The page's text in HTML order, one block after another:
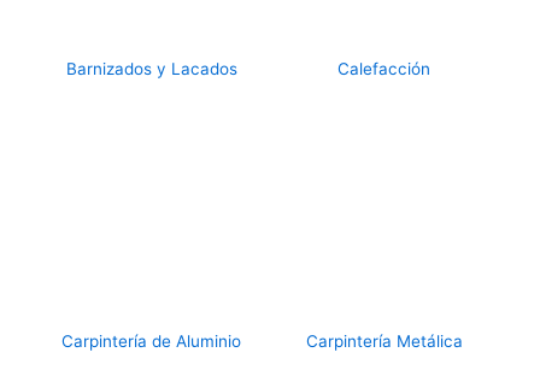
Barnizados y Lacados Calefacción
Carpintería de Aluminio Carpintería Metálica